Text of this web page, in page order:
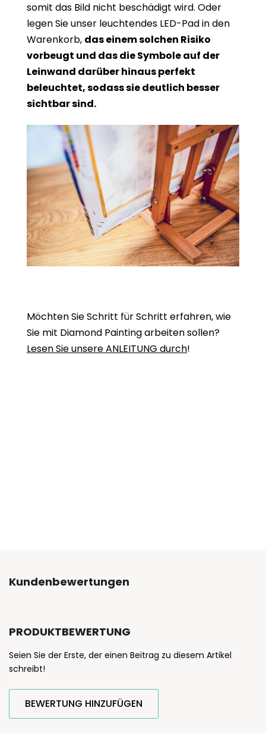
somit das Bild nicht beschädigt wird. Oder
legen Sie unser leuchtendes LED-Pad in den
Warenkorb, das einem solchen Risiko
vorbeugt und das die Symbole auf der
Leinwand darüber hinaus perfekt
beleuchtet, sodass sie deutlich besser
sichtbar sind.
Möchten Sie Schritt für Schritt erfahren, wie
Sie mit Diamond Painting arbeiten sollen?
Lesen Sie unsere ANLEITUNG durch!
Kundenbewertungen
PRODUKTBEWERTUNG
Seien Sie der Erste, der einen Beitrag zu diesem Artikel
schreibt!
BEWERTUNG HINZUFÜGEN